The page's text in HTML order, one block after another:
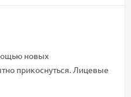
новых
прикоснуться. Лицевые